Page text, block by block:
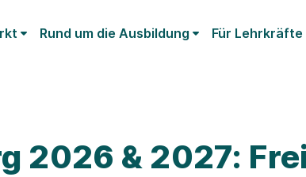
Rund um die Ausbildung Für Lehrkräfte
2026 & 2027: